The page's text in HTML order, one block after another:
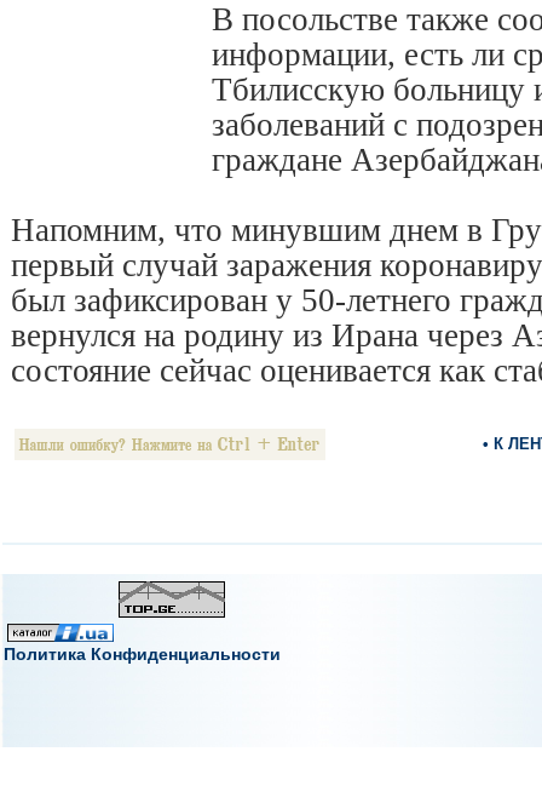
В посольстве также
информации, есть ли
Тбилисскую больницу
заболеваний с
граждане
Напомним, что минувшим днем в
первый случай заражения
был зафиксирован у 50-летнего
вернулся на родину из Ирана через
состояние сейчас оценивается как
• К
Политика Конфиденциальности